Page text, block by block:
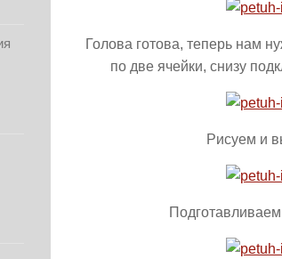
Голова готова, теперь нам
по две ячейки, снизу
Рисуем и